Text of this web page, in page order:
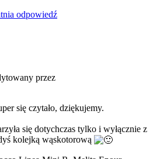
odpowiedź
przez
się czytało, dziękujemy.
się dotychczas tylko i wyłącznie z
kolejką wąskotorową